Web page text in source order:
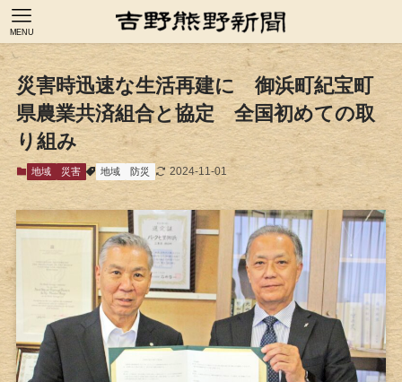
MENU
災害時迅速な生活再建に 御浜町紀宝町
県農業共済組合と協定 全国初めての取
り組み
地域 災害 地域 防災 2024-11-01